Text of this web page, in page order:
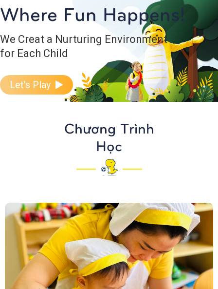
Where Fun Happens!
We Creat a Nurturing Environment
for Each Child
Let's Play
Chương Trình
Học